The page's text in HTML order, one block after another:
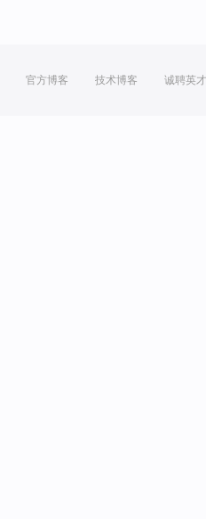
官方博客 技术博客 诚聘英才